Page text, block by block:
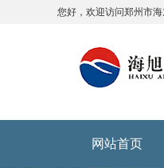
您好，欢迎访问郑州市
网站首页